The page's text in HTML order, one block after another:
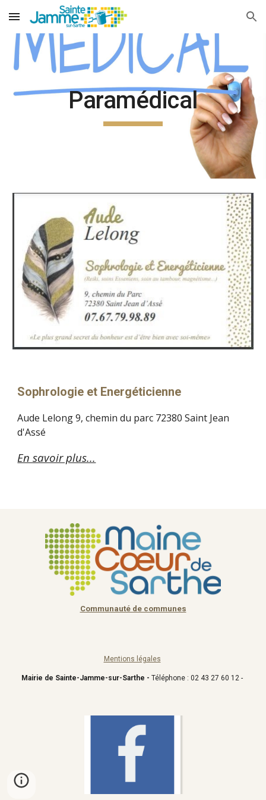
Skip to main content Skip to navigation
Paramédical
Sophrologie et Energéticienne
Aude Lelong 9, chemin du parc 72380 Saint Jean
d'Assé
En savoir plus...
Communauté de communes
Mentions légales
Mairie de Sainte-Jamme-sur-Sarthe - Téléphone : 02 43 27 60 12 -